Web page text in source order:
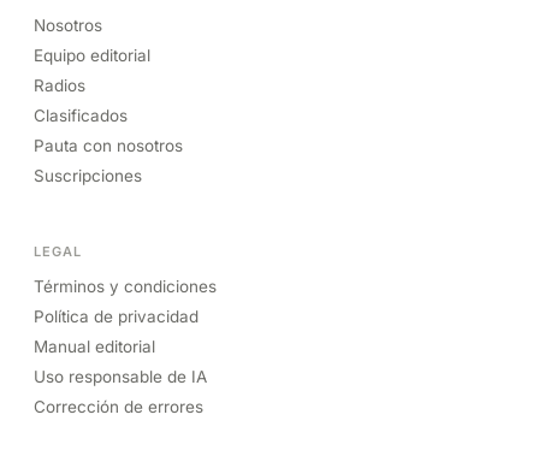
Nosotros
Equipo editorial
Radios
Clasificados
Pauta con nosotros
Suscripciones
LEGAL
Términos y condiciones
Política de privacidad
Manual editorial
Uso responsable de IA
Corrección de errores